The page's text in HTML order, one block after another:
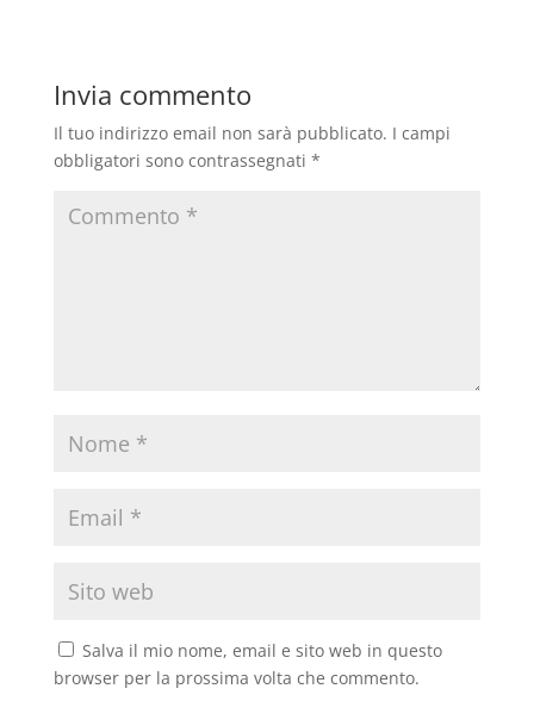
Invia commento
Il tuo indirizzo email non sarà pubblicato. I campi
obbligatori sono contrassegnati *
Salva il mio nome, email e sito web in questo
browser per la prossima volta che commento.